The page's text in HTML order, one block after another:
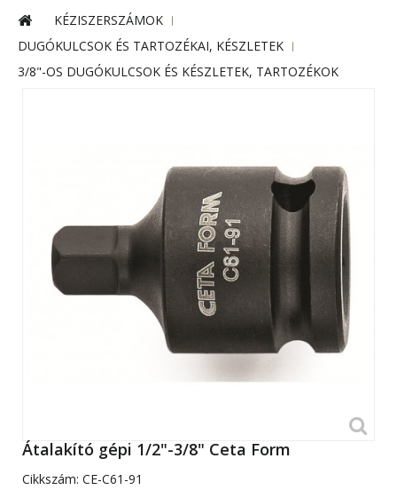
KÉZISZERSZÁMOK
DUGÓKULCSOK ÉS TARTOZÉKAI, KÉSZLETEK
3/8"-OS DUGÓKULCSOK ÉS KÉSZLETEK, TARTOZÉKOK
Átalakító gépi 1/2"-3/8" Ceta Form
Cikkszám: CE-C61-91